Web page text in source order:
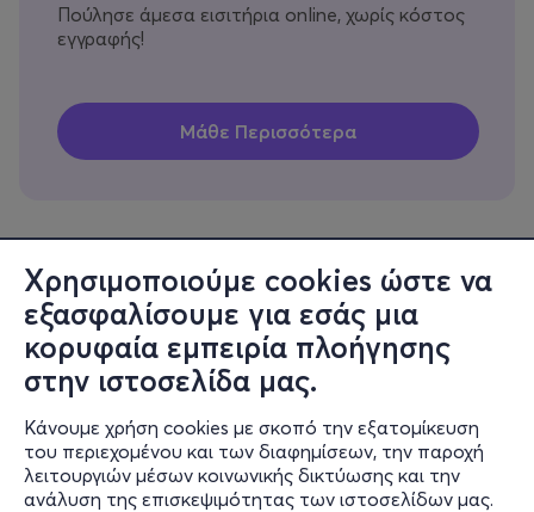
Χρησιμοποιούμε cookies ώστε να
εξασφαλίσουμε για εσάς μια
κορυφαία εμπειρία πλοήγησης
στην ιστοσελίδα μας.
Κάνουμε χρήση cookies με σκοπό την εξατομίκευση
του περιεχομένου και των διαφημίσεων, την παροχή
λειτουργιών μέσων κοινωνικής δικτύωσης και την
ανάλυση της επισκεψιμότητας των ιστοσελίδων μας.
Πούλησε άμεσα εισιτήρια online, χωρίς κόστος
εγγραφής!
Πληροφορίες
Υποστήριξη
Stay Connected